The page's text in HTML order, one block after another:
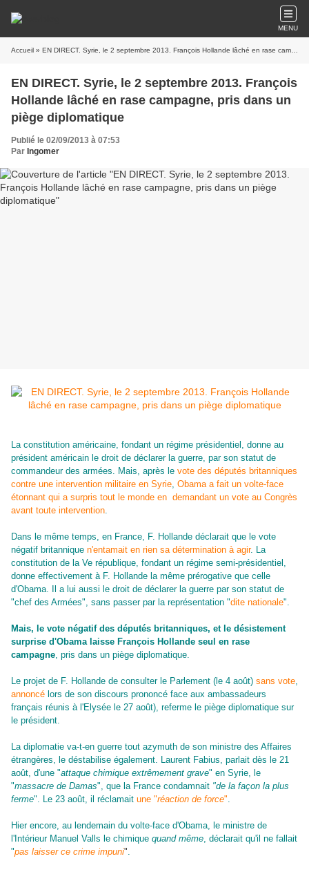
MENU
Accueil » EN DIRECT. Syrie, le 2 septembre 2013. François Hollande lâché en rase campagne, pris dans un piège diplomatique
EN DIRECT. Syrie, le 2 septembre 2013. François
Hollande lâché en rase campagne, pris dans un
piège diplomatique
Publié le 02/09/2013 à 07:53
Par Ingomer
La constitution américaine, fondant un régime présidentiel, donne au
président américain le droit de déclarer la guerre, par son statut de
commandeur des armées. Mais, après le vote des députés britanniques
contre une intervention militaire en Syrie, Obama a fait un volte-face
étonnant qui a surpris tout le monde en demandant un vote au Congrès
avant toute intervention.
Dans le même temps, en France, F. Hollande déclarait que le vote
négatif britannique n'entamait en rien sa détermination à agir. La
constitution de la Ve république, fondant un régime semi-présidentiel,
donne effectivement à F. Hollande la même prérogative que celle
d'Obama. Il a lui aussi le droit de déclarer la guerre par son statut de
"chef des Armées", sans passer par la représentation "dite nationale".
Mais, le vote négatif des députés britanniques, et le désistement
surprise d'Obama laisse François Hollande seul en rase
campagne, pris dans un piège diplomatique.
Le projet de F. Hollande de consulter le Parlement (le 4 août) sans vote,
annoncé lors de son discours prononcé face aux ambassadeurs
français réunis à l'Elysée le 27 août), referme le piège diplomatique sur
le président.
La diplomatie va-t-en guerre tout azymuth de son ministre des Affaires
étrangères, le déstabilise également. Laurent Fabius, parlait dès le 21
août, d'une "attaque chimique extrêmement grave" en Syrie, le
"massacre de Damas", que la France condamnait "de la façon la plus
ferme". Le 23 août, il réclamait une "réaction de force".
Hier encore, au lendemain du volte-face d'Obama, le ministre de
l'Intérieur Manuel Valls le chimique quand même, déclarait qu'il ne fallait
"pas laisser ce crime impuni".